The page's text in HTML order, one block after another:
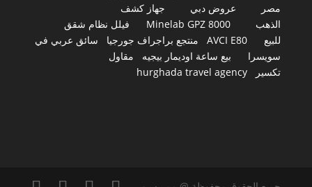
مصر
عروض دبي
جهاز كشف
الذهب
Minelab GPZ 8000
فيلل نظام شقق
للبيع
AVCI E80 منتجع براجراف جورجيا
سائق عربي في
سويسرا
بيع ساعة اوديمار بيجيه
مقاول
تكسير
hurghada travel agency